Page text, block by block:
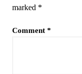
marked *
Comment *